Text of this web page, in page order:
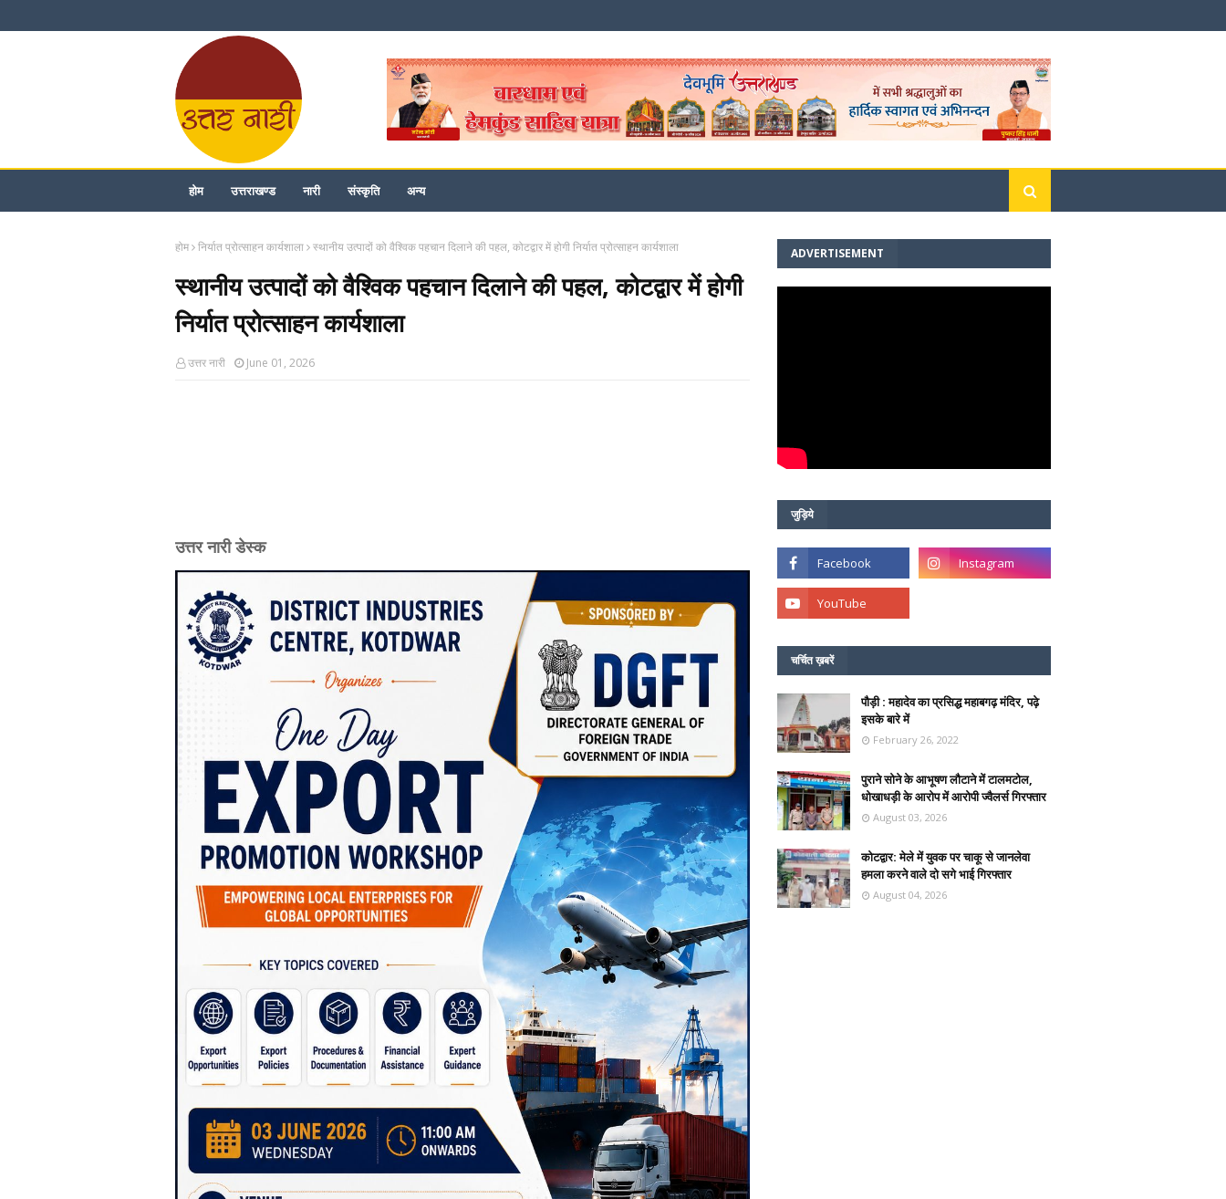
होम उत्तराखण्ड नारी संस्कृति अन्य
होम निर्यात प्रोत्साहन कार्यशाला स्थानीय उत्पादों को वैश्विक पहचान दिलाने की पहल, कोटद्वार में होगी निर्यात प्रोत्साहन कार्यशाला
स्थानीय उत्पादों को वैश्विक पहचान दिलाने की पहल, कोटद्वार में होगी
निर्यात प्रोत्साहन कार्यशाला
उत्तर नारी June 01, 2026
उत्तर नारी डेस्क
ADVERTISEMENT
जुड़िये
चर्चित ख़बरें
पौड़ी : महादेव का प्रसिद्ध महाबगढ़ मंदिर, पढ़े
इसके बारे में
February 26, 2022
पुराने सोने के आभूषण लौटाने में टालमटोल,
धोखाधड़ी के आरोप में आरोपी ज्वैलर्स गिरफ्तार
August 03, 2026
कोटद्वार: मेले में युवक पर चाकू से जानलेवा
हमला करने वाले दो सगे भाई गिरफ्तार
August 04, 2026